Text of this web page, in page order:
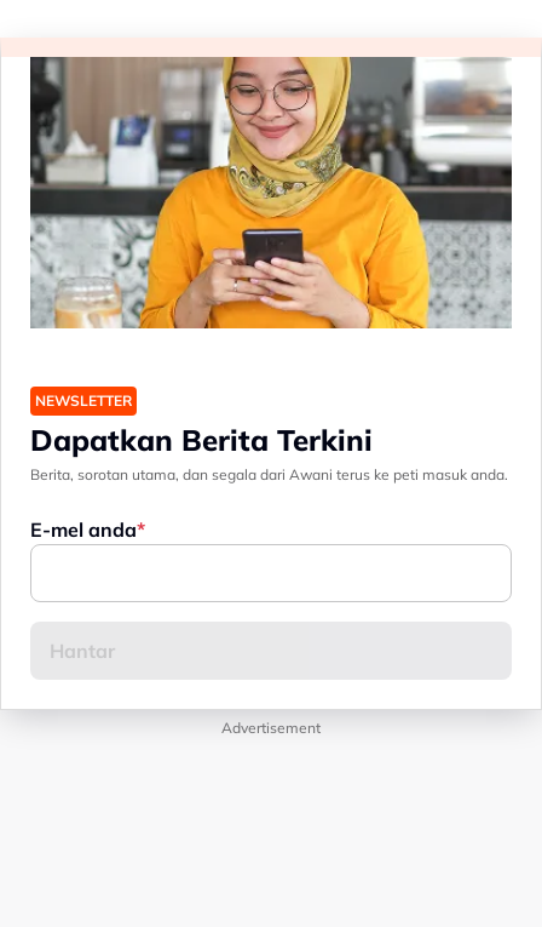
NEWSLETTER
Dapatkan Berita Terkini
Berita, sorotan utama, dan segala dari Awani terus ke peti masuk anda.
E-mel anda
Advertisement